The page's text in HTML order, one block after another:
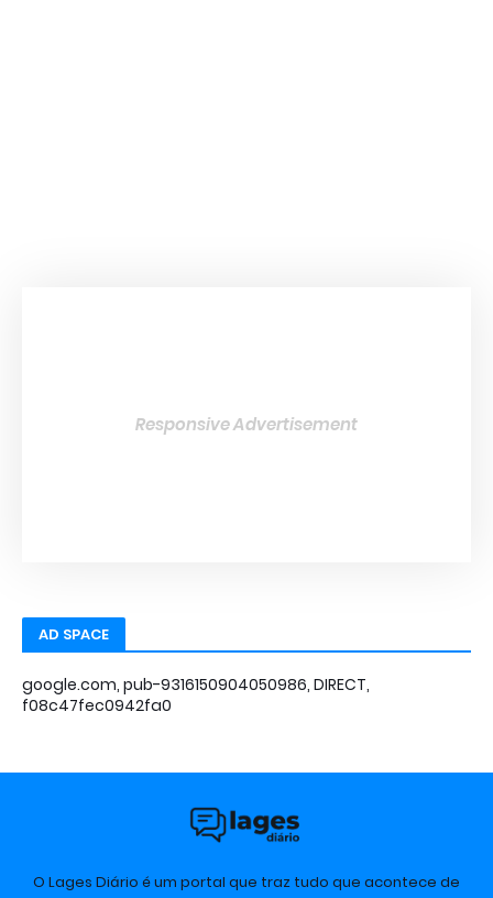
Responsive Advertisement
AD SPACE
google.com, pub-9316150904050986, DIRECT,
f08c47fec0942fa0
O Lages Diário é um portal que traz tudo que acontece de